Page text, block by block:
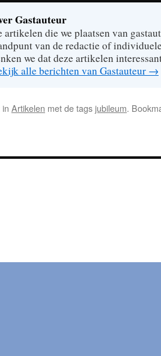
Gastauteur
artikelen die we plaatsen van
van de redactie of
we dat deze artikelen
alle berichten van Gastauteur →
Artikelen met de tags jubileum.